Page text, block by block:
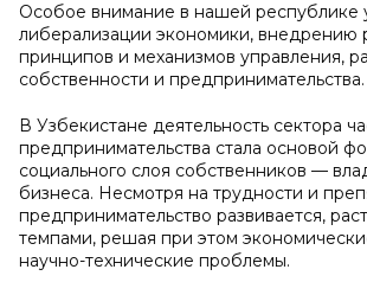
Особое внимание в нашей республике
либерализации экономики, внедрению
принципов и механизмов управления,
собственности и предпринимательства.
В Узбекистане деятельность сектора
предпринимательства стала основой
социального слоя собственников —
бизнеса. Несмотря на трудности и
предпринимательство развивается,
темпами, решая при этом
научно-технические проблемы.